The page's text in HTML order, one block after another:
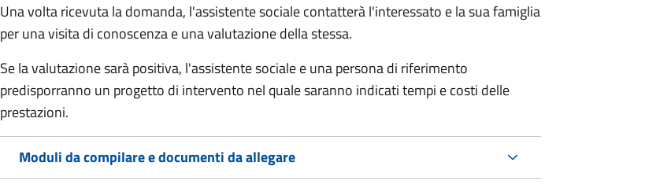
Una volta ricevuta la domanda, l'assistente sociale contatterà l'interessato e la sua famiglia
per una visita di conoscenza e una valutazione della stessa.
Se la valutazione sarà positiva, l'assistente sociale e una persona di riferimento
predisporranno un progetto di intervento nel quale saranno indicati tempi e costi delle
prestazioni.
Moduli da compilare e documenti da allegare